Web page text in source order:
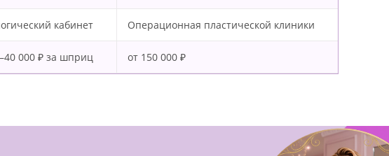
кабинет Операционная пластической клиники
000 ₽ за шприц от 150 000 ₽